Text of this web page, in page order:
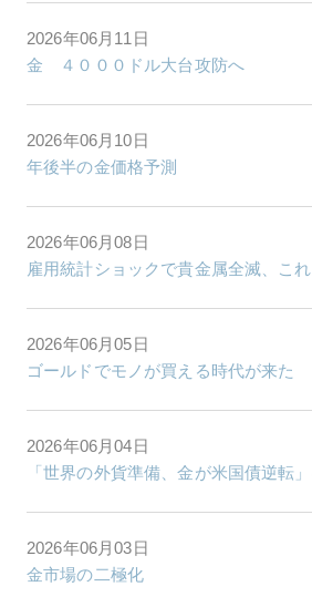
2026年06月11日
金 ４０００ドル大台攻防へ
2026年06月10日
年後半の金価格予測
2026年06月08日
雇用統計ショックで貴金属全滅、こ
2026年06月05日
ゴールドでモノが買える時代が来た
2026年06月04日
「世界の外貨準備、金が米国債逆転
2026年06月03日
金市場の二極化